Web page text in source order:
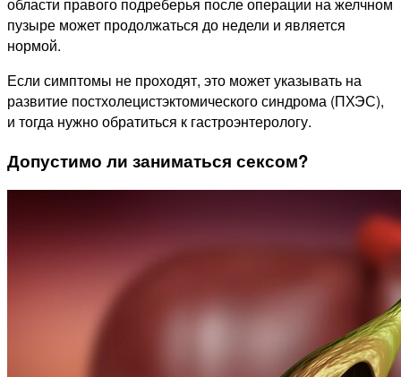
области правого подреберья после операции на желчном
пузыре может продолжаться до недели и является
нормой.
Если симптомы не проходят, это может указывать на
развитие постхолецистэктомического синдрома (ПХЭС),
и тогда нужно обратиться к гастроэнтерологу.
Допустимо ли заниматься сексом?